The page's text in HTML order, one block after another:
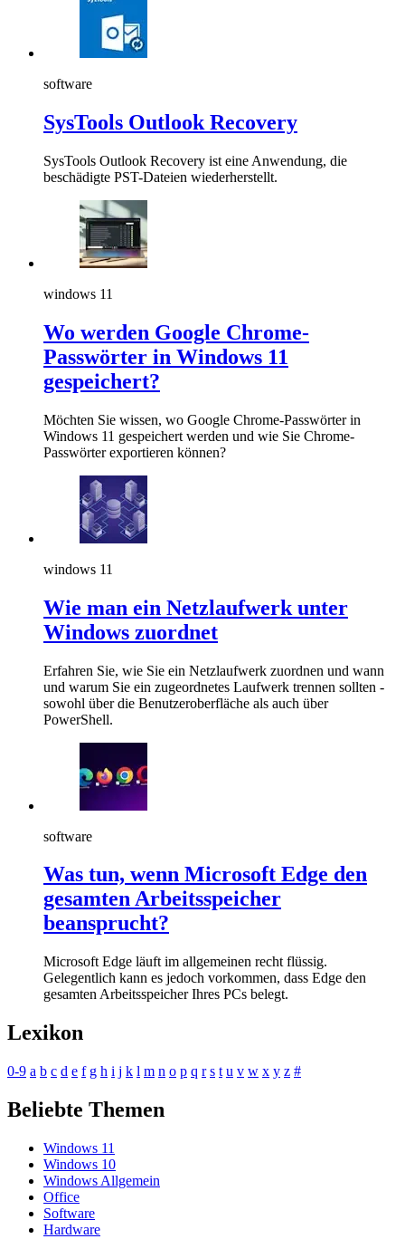
software
SysTools Outlook Recovery
SysTools Outlook Recovery ist eine Anwendung, die
beschädigte PST-Dateien wiederherstellt.
windows 11
Wo werden Google Chrome-
Passwörter in Windows 11
gespeichert?
Möchten Sie wissen, wo Google Chrome-Passwörter in
Windows 11 gespeichert werden und wie Sie Chrome-
Passwörter exportieren können?
windows 11
Wie man ein Netzlaufwerk unter
Windows zuordnet
Erfahren Sie, wie Sie ein Netzlaufwerk zuordnen und wann
und warum Sie ein zugeordnetes Laufwerk trennen sollten -
sowohl über die Benutzeroberfläche als auch über
PowerShell.
software
Was tun, wenn Microsoft Edge den
gesamten Arbeitsspeicher
beansprucht?
Microsoft Edge läuft im allgemeinen recht flüssig.
Gelegentlich kann es jedoch vorkommen, dass Edge den
gesamten Arbeitsspeicher Ihres PCs belegt.
Lexikon
0-9 a b c d e f g h i j k l m n o p q r s t u v w x y z #
Beliebte Themen
Windows 11
Windows 10
Windows Allgemein
Office
Software
Hardware